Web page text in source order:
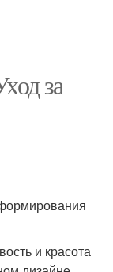
за
и красота